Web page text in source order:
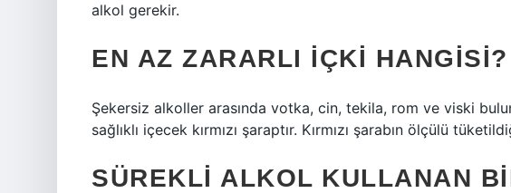
alkol gerekir.
EN AZ ZARARLI IÇKI HANGISI?
Şekersiz alkoller arasında votka, cin, tekila, rom ve viski
sağlıklı içecek kırmızı şaraptır. Kırmızı şarabın ölçülü
SÜREKLI ALKOL KULLANAN